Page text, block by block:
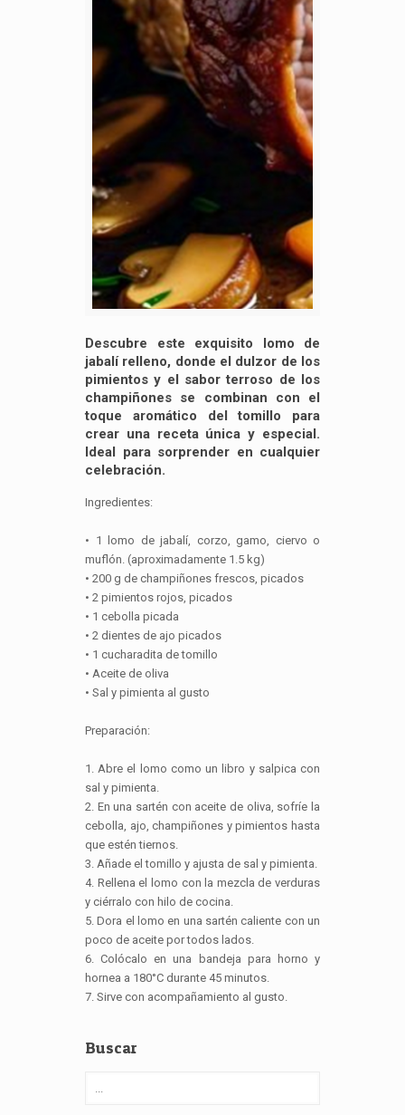
Descubre este exquisito lomo de
jabalí relleno, donde el dulzor de los
pimientos y el sabor terroso de los
champiñones se combinan con el
toque aromático del tomillo para
crear una receta única y especial.
Ideal para sorprender en cualquier
celebración.
Ingredientes:
• 1 lomo de jabalí, corzo, gamo, ciervo o
muflón. (aproximadamente 1.5 kg)
• 200 g de champiñones frescos, picados
• 2 pimientos rojos, picados
• 1 cebolla picada
• 2 dientes de ajo picados
• 1 cucharadita de tomillo
• Aceite de oliva
• Sal y pimienta al gusto
Preparación:
1. Abre el lomo como un libro y salpica con
sal y pimienta.
2. En una sartén con aceite de oliva, sofríe la
cebolla, ajo, champiñones y pimientos hasta
que estén tiernos.
3. Añade el tomillo y ajusta de sal y pimienta.
4. Rellena el lomo con la mezcla de verduras
y ciérralo con hilo de cocina.
5. Dora el lomo en una sartén caliente con un
poco de aceite por todos lados.
6. Colócalo en una bandeja para horno y
hornea a 180°C durante 45 minutos.
7. Sirve con acompañamiento al gusto.
Buscar